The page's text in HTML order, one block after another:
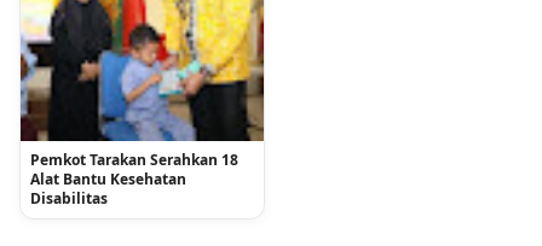
Pemkot Tarakan Serahkan 18
Alat Bantu Kesehatan
Disabilitas